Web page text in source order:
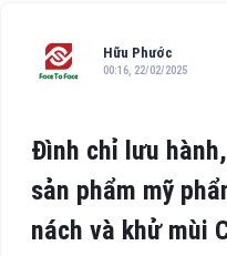
Hữu Phước
00:16, 22/02/2025
Đình chỉ lưu
sản phẩm mỹ
nách và khử mùi